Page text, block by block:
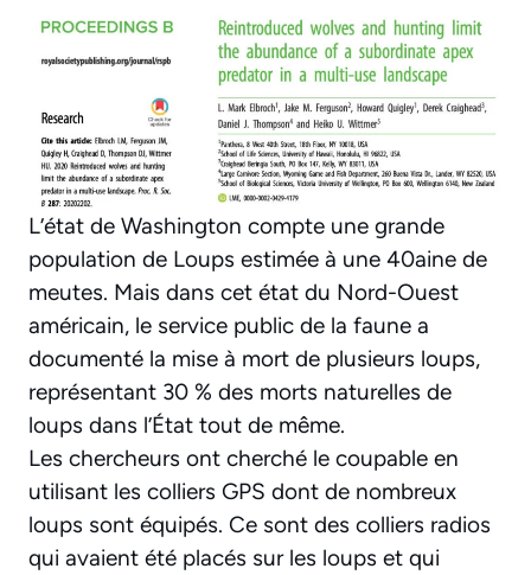
L’état de Washington compte une grande
population de Loups estimée à une 40aine de
meutes. Mais dans cet état du Nord-Ouest
américain, le service public de la faune a
documenté la mise à mort de plusieurs loups,
représentant 30 % des morts naturelles de
loups dans l’État tout de même.
Les chercheurs ont cherché le coupable en
utilisant les colliers GPS dont de nombreux
loups sont équipés. Ce sont des colliers radios
qui avaient été placés sur les loups et qui